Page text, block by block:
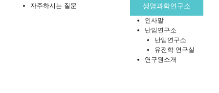
자주하시는 질문
생명과학연구소
인사말
난임연구소
난임연구소
유전학 연구실
연구원소개